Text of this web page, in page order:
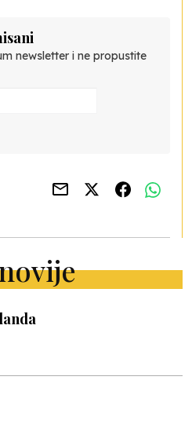
newsletter i ne propustite